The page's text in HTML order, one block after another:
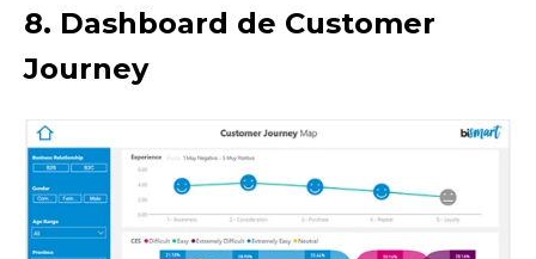
8. Dashboard de Customer
Journey